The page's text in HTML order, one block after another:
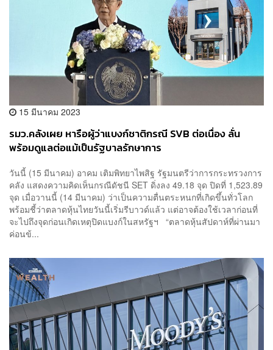
15 มีนาคม 2023
รมว.คลังเผย หารือผู้ว่าแบงก์ชาติกรณี SVB ต่อเนื่อง ลั่น
พร้อมดูแลต่อแม้เป็นรัฐบาลรักษาการ
วันนี้ (15 มีนาคม) อาคม เติมพิทยาไพสิฐ รัฐมนตรีว่าการกระทรวงการ
คลัง แสดงความคิดเห็นกรณีดัชนี SET ดิ่งลง 49.18 จุด ปิดที่ 1,523.89
จุด เมื่อวานนี้ (14 มีนาคม) ว่าเป็นความตื่นตระหนกที่เกิดขึ้นทั่วโลก
พร้อมชี้ว่าตลาดหุ้นไทยวันนี้เริ่มรีบาวด์แล้ว แต่อาจต้องใช้เวลาก่อนที่
จะไปถึงจุดก่อนเกิดเหตุปิดแบงก์ในสหรัฐฯ “ตลาดหุ้นสัปดาห์ที่ผ่านมา
ค่อนข้...